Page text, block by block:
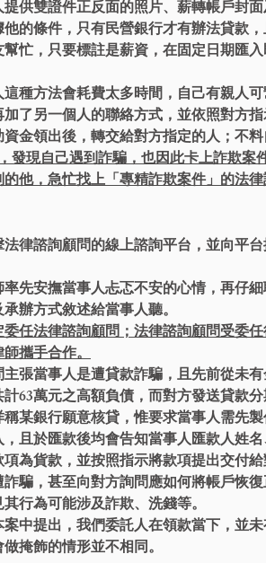
供雙證件正反面的照片、薪轉帳戶封
的條件，只有民營銀行才有辦法貸款
忙，只要標註是薪資，在固定日期匯入
種方法會耗費太多時間，自己有親人
了另一個人的聯絡方式，並依照對方
金領出後，轉交給對方指定的人；不
發現自己遇到詐騙，也因此卡上詐欺
他，急忙找上「專精詐欺案件」的法
法律諮詢顧問的線上諮詢平台，並向平
先安撫當事人忐忑不安的心情，再仔
辦方式敘述給當事人聽。
任法律諮詢顧問；法律諮詢顧問受委
攜手合作。
主張當事人是遭貸款詐騙，且先前從未
63萬元之高額負債，而對方發送貸款
某銀行願意核貸，惟要求當事人需先
且於匯款後均會告知當事人匯款人姓
為貨款，並按照指示將款項提出交付
騙，甚至向對方詢問應如何將帳戶恢
行為可能涉及詐欺、洗錢等。
案中提出，我們委託人在領款當下，並
掩飾的情形並不相同。